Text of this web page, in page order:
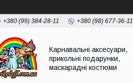
+380 (99) 384-28-11 +380 (98) 677-36-11
Карнавальні аксесуари,
прикольні подарунки,
маскарадні костюми